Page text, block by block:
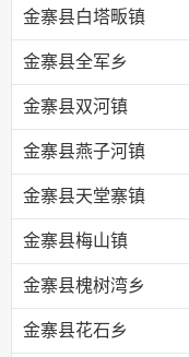
金寨县白塔畈镇
金寨县全军乡
金寨县双河镇
金寨县燕子河镇
金寨县天堂寨镇
金寨县梅山镇
金寨县槐树湾乡
金寨县花石乡